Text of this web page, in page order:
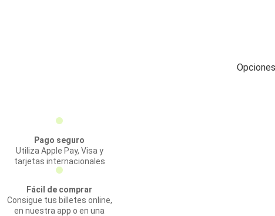
Pago seguro
Utiliza Apple Pay, Visa y
tarjetas internacionales
Fácil de comprar
Consigue tus billetes online,
en nuestra app o en una